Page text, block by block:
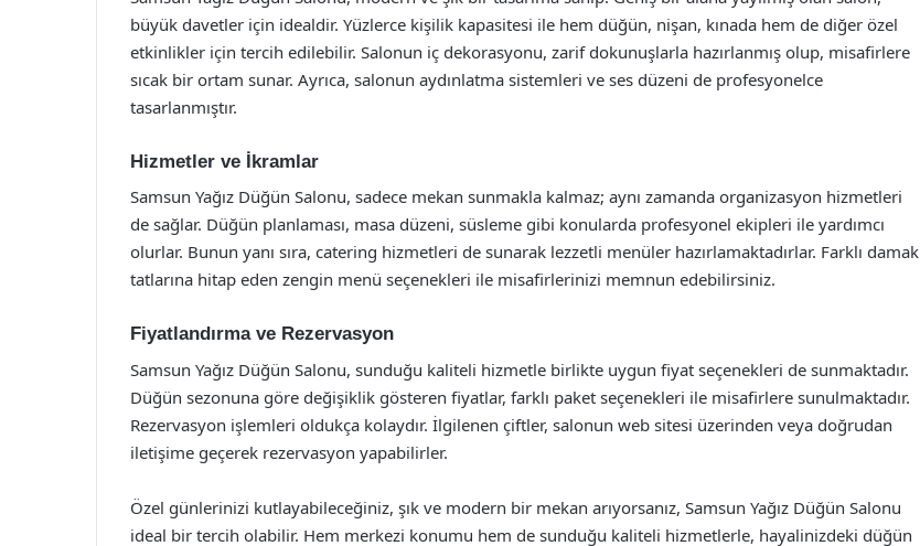
büyük davetler için idealdir. Yüzlerce kişilik kapasitesi ile hem düğün, nişan, kınada hem de diğer özel
etkinlikler için tercih edilebilir. Salonun iç dekorasyonu, zarif dokunuşlarla hazırlanmış olup, misafirlere
sıcak bir ortam sunar. Ayrıca, salonun aydınlatma sistemleri ve ses düzeni de profesyonelce
tasarlanmıştır.
Hizmetler ve İkramlar
Samsun Yağız Düğün Salonu, sadece mekan sunmakla kalmaz; aynı zamanda organizasyon hizmetleri
de sağlar. Düğün planlaması, masa düzeni, süsleme gibi konularda profesyonel ekipleri ile yardımcı
olurlar. Bunun yanı sıra, catering hizmetleri de sunarak lezzetli menüler hazırlamaktadırlar. Farklı damak
tatlarına hitap eden zengin menü seçenekleri ile misafirlerinizi memnun edebilirsiniz.
Fiyatlandırma ve Rezervasyon
Samsun Yağız Düğün Salonu, sunduğu kaliteli hizmetle birlikte uygun fiyat seçenekleri de sunmaktadır.
Düğün sezonuna göre değişiklik gösteren fiyatlar, farklı paket seçenekleri ile misafirlere sunulmaktadır.
Rezervasyon işlemleri oldukça kolaydır. İlgilenen çiftler, salonun web sitesi üzerinden veya doğrudan
iletişime geçerek rezervasyon yapabilirler.
Özel günlerinizi kutlayabileceğiniz, şık ve modern bir mekan arıyorsanız, Samsun Yağız Düğün Salonu
ideal bir tercih olabilir. Hem merkezi konumu hem de sunduğu kaliteli hizmetlerle, hayalinizdeki düğün